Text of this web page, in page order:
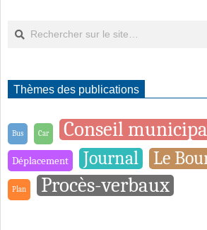
Thèmes des publications
Bus Car Conseil
Déplacement Journal Le
Plan Procès-verbaux